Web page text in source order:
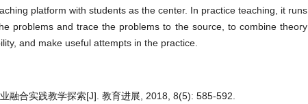
platform with students as the center. In practice teaching, it runs
problems and trace the problems to the source, to combine theory
and make useful attempts in the practice.
融合实践教学探索[J]. 教育进展, 2018, 8(5): 585-592.